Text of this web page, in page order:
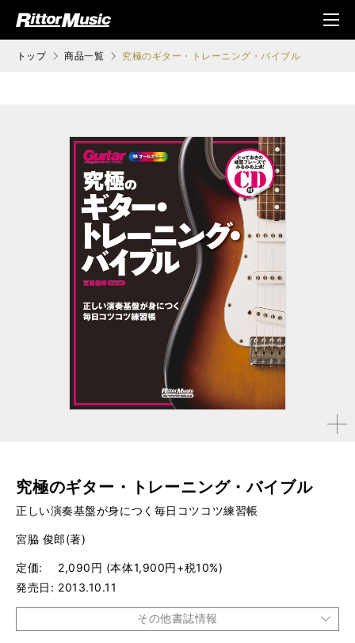
ジック (Rittor Musi
メニ
ュ
トップ 商品一覧 究極のギター・トレーニング・バイブル
拡大す
究極のギター・トレーニング・バイブル
正しい演奏基盤が身につく毎日コツコツ練習帳
宮脇 俊郎(著)
定価
2,090円 (本体1,900円+税10%)
発売日
2013.10.11
その他書誌情報